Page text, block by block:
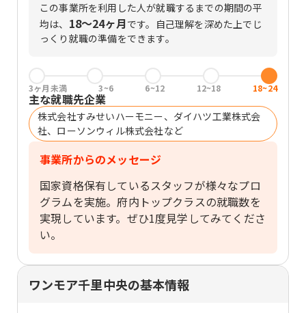
この事業所を利用した人が就職するまでの期間の平
均は、 18〜24ヶ月です。 自己理解を深めた上でじ
っくり就職の準備をできます。
3ヶ月未満 3~6 6~12 12~18 18~24
主な就職先企業
株式会社すみせいハーモニー、ダイハツ工業株式会
社、ローソンウィル株式会社など
事業所からのメッセージ
国家資格保有しているスタッフが様々なプロ
グラムを実施。府内トップクラスの就職数を
実現しています。ぜひ1度見学してみてくださ
い。
ワンモア千里中央の基本情報